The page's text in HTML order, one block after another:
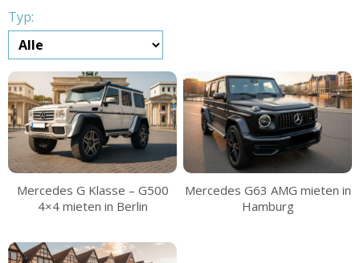
Typ:
Mercedes G Klasse – G500
4×4 mieten in Berlin
Mercedes G63 AMG mieten in
Hamburg